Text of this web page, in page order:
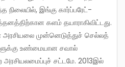
நிலையில், இங்கு கார்ப்பரேட்-
களம் தயாராகிவிட்டது.
முன்னெடுத்துச் செல்லத்
உண்மையான சவால்
சட்டமே. 2013இல்